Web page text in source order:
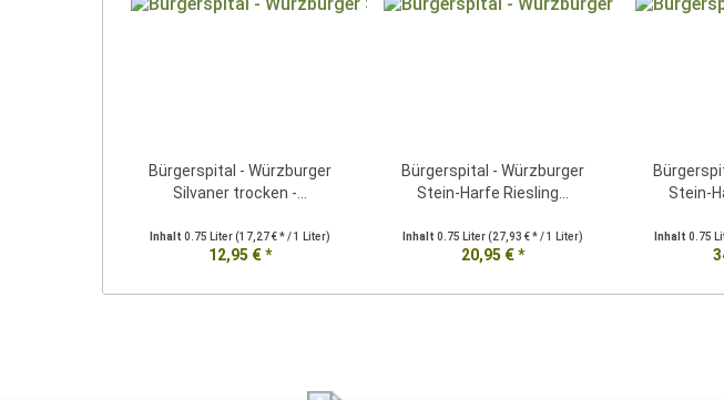
Bürgerspital - Würzburger
Silvaner trocken -...
Inhalt0.75 Liter(17,27 € * / 1 Liter)
12,95 € *
Bürgerspital - Würzburger
Stein-Harfe Riesling...
Inhalt 0.75 Liter(27,93 € * / 1 Liter)
20,95 € *
Stein-
Inhalt0.75